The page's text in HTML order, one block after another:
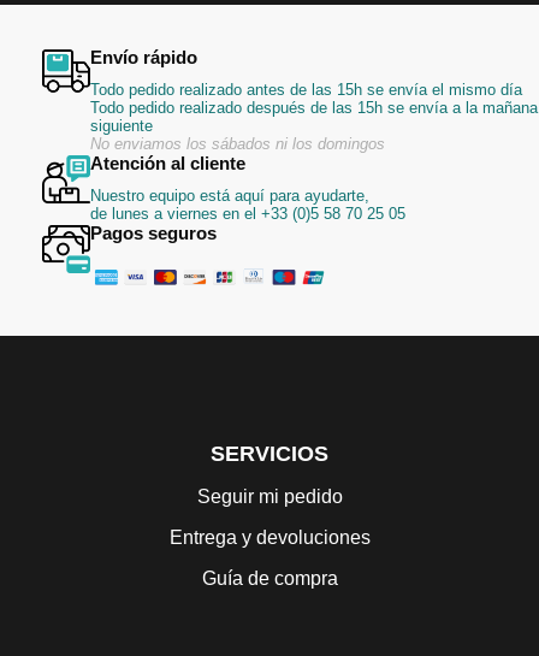
Envío rápido
Todo pedido realizado antes de las 15h se envía el mismo día
Todo pedido realizado después de las 15h se envía a la mañana
siguiente
No enviamos los sábados ni los domingos
Atención al cliente
Nuestro equipo está aquí para ayudarte,
de lunes a viernes en el +33 (0)5 58 70 25 05
Pagos seguros
SERVICIOS
Seguir mi pedido
Entrega y devoluciones
Guía de compra